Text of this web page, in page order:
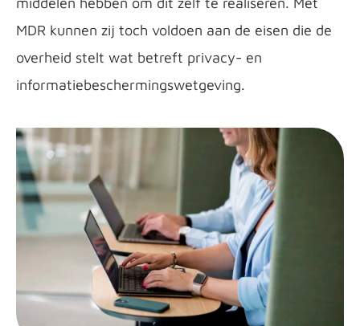
MDR kunnen zij toch voldoen aan de eisen die de
overheid stelt wat betreft privacy- en
informatiebeschermingswetgeving.